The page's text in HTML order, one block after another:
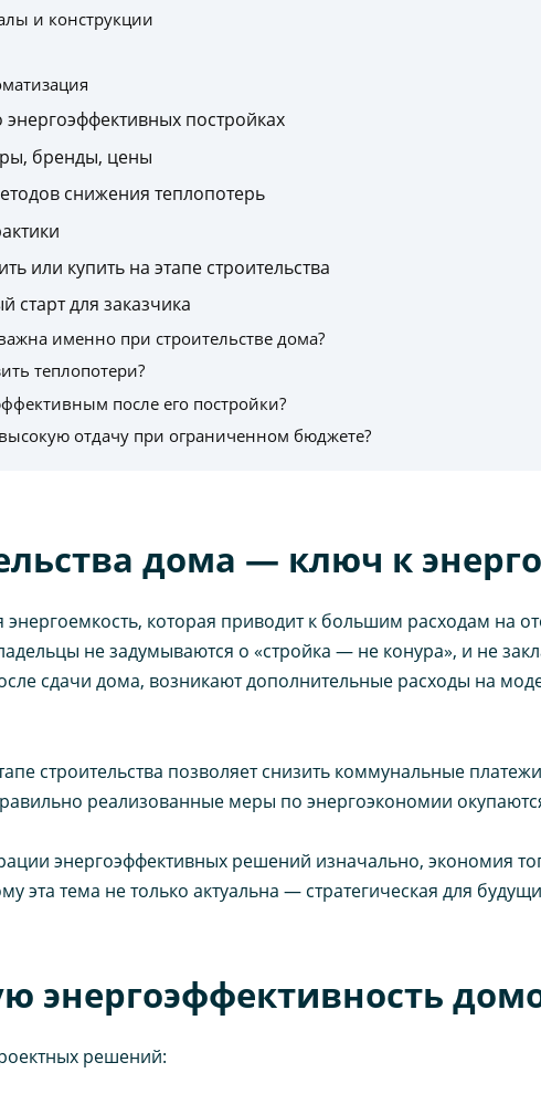
и конструкции
постройках
бренды, цены
снижения теплопотерь
или купить на этапе строительства
старт для заказчика
именно при строительстве дома?
теплопотери?
после его постройки?
отдачу при ограниченном бюджете?
дома — ключ к
которая приводит к большим расходам на
не задумываются о «стройка — не конура», и не
сдачи дома, возникают дополнительные расходы на
строительства позволяет снизить коммунальные
реализованные меры по энергоэкономии
энергоэффективных решений изначально, экономия
эта тема не только актуальна — стратегическая для
энергоэффективность
решений: